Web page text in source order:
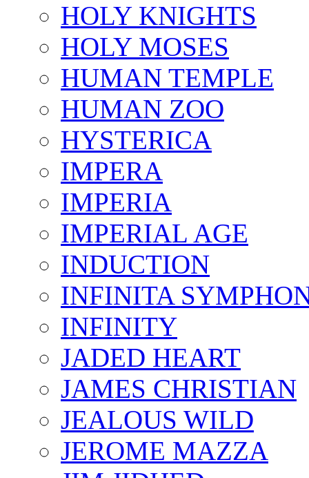
HOLY KNIGHTS
HOLY MOSES
HUMAN TEMPLE
HUMAN ZOO
HYSTERICA
IMPERA
IMPERIA
IMPERIAL AGE
INDUCTION
INFINITA
INFINITY
JADED HEART
JAMES CHRISTIAN
JEALOUS WILD
JEROME MAZZA